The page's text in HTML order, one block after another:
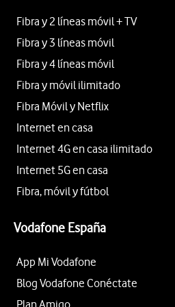
Fibra y 2 líneas móvil + TV
Fibra y 3 líneas móvil
Fibra y 4 líneas móvil
Fibra y móvil ilimitado
Fibra Móvil y Netflix
Internet en casa
Internet 4G en casa ilimitado
Internet 5G en casa
Fibra, móvil y fútbol
Vodafone España
App Mi Vodafone
Blog Vodafone Conéctate
Plan Amigo